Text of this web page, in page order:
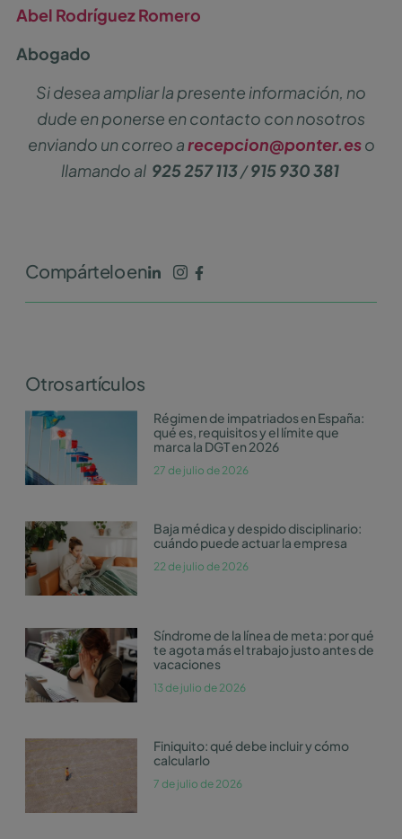
Abel Rodríguez Romero
Abogado
Si desea ampliar la presente información, no
dude en ponerse en contacto con nosotros
enviando un correo arecepcion@ponter.eso
llamando al 925 257 113/915 930 381
Compártelo en
Otros artículos
Régimen de impatriados en España:
qué es, requisitos y el límite que
marca la DGT en 2026
27 de julio de 2026
Baja médica y despido disciplinario:
cuándo puede actuar la empresa
22 de julio de 2026
Síndrome de la línea de meta: por qué
te agota más el trabajo justo antes de
vacaciones
13 de julio de 2026
Finiquito: qué debe incluir y cómo
calcularlo
7 de julio de 2026